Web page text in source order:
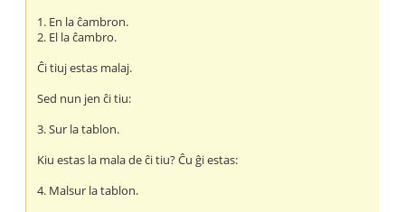
1. En la ĉambron.
2. El la ĉambro.
Ĉi tiuj estas malaj.
Sed nun jen ĉi tiu:
3. Sur la tablon.
Kiu estas la mala de ĉi tiu? Ĉu ĝi estas:
4. Malsur la tablon.